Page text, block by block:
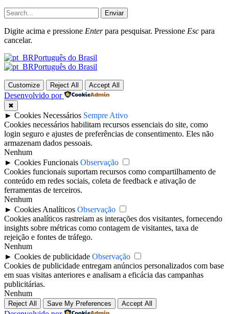
Enviar
Digite acima e pressione Enterpara pesquisar. Pressione Esc para
cancelar.
Português do Brasil
Português do Brasil
Customize Reject All Accept All
Desenvolvido por
✖
► Cookies Necessários Sempre Ativo
Cookies necessários habilitam recursos essenciais do site, como
login seguro e ajustes de preferências de consentimento. Eles não
armazenam dados pessoais.
Nenhum
► Cookies Funcionais Observação
Cookies funcionais suportam recursos como compartilhamento de
conteúdo em redes sociais, coleta de feedback e ativação de
ferramentas de terceiros.
Nenhum
► Cookies Analíticos Observação
Cookies analíticos rastreiam as interações dos visitantes, fornecendo
insights sobre métricas como contagem de visitantes, taxa de
rejeição e fontes de tráfego.
Nenhum
► Cookies de publicidade Observação
Cookies de publicidade entregam anúncios personalizados com base
em suas visitas anteriores e analisam a eficácia das campanhas
publicitárias.
Nenhum
Reject All Save My Preferences Accept All